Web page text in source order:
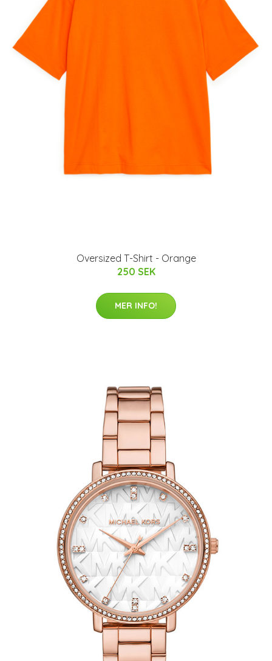
Oversized T-Shirt - Orange
250 SEK
MER INFO!